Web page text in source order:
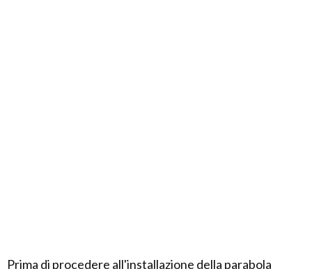
Prima di procedere all'installazione della parabola